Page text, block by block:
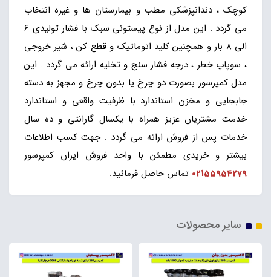
کوچک ، دندانپزشکی مطب و بیمارستان ها و غیره انتخاب
می گردد . این مدل از نوع پیستونی سبک با فشار تولیدی 6
الی 8 بار و همچنین کلید اتوماتیک و قطع کن ، شیر خروجی
، سوپاپ خطر ، درجه فشار سنج و تخلیه ارائه می گردد . این
مدل کمپرسور بصورت دو چرخ یا بدون چرخ و مجهز به دسته
جابجایی و مخزن استاندارد با ظرفیت واقعی و استاندارد
خدمت مشتریان عزیز همراه با یکسال گارانتی و ده سال
خدمات پس از فروش ارائه می گردد . جهت کسب اطلاعات
بیشتر و خریدی مطمئن با واحد فروش ایران کمپرسور
02155954279 تماس حاصل فرمائید.
سایر محصولات